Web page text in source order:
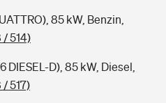
85 kW, Benzin,
514)
DIESEL-D), 85 kW, Diesel,
517)